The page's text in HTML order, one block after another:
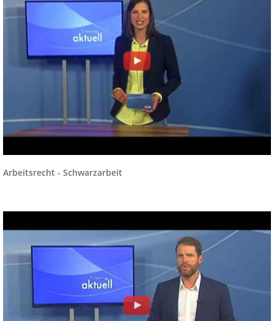
Arbeitsrecht - Schwarzarbeit